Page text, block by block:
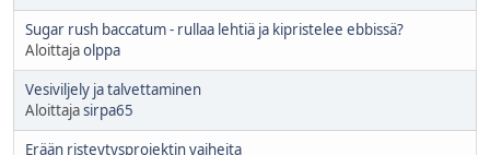
Sugar rush baccatum - rullaa lehtiä ja kipristelee ebbissä?
Aloittajaolppa
Vesiviljely ja talvettaminen
Aloittajasirpa65
Erään risteytysprojektin vaiheita